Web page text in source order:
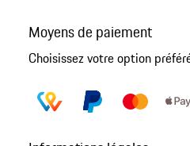
Moyens de paiement
Choisissez votre option